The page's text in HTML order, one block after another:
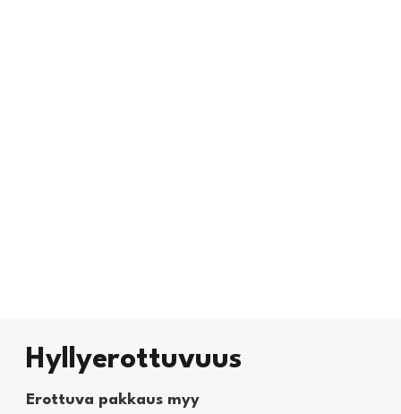
Hyllyerottuvuus
Erottuva pakkaus myy